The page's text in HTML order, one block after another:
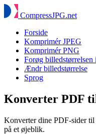
CompressJPG.net
Forside
Komprimér JPEG
Komprimér PNG
Forøg
Ændr billedstørrelse
Sprog
Konverter PDF
Konverter dine PDF-sider
på et øjeblik.